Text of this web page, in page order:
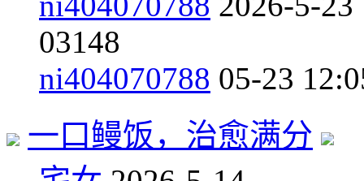
03148
ni404070788 05-23
一口鳗饭，治愈满分